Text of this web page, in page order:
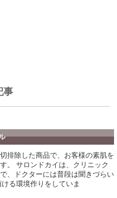
事
排除した商品で、お客様の素肌を
。
サロンドカイは、クリニック
、ドクターには普段は聞きづらい
る環境作りをしていま